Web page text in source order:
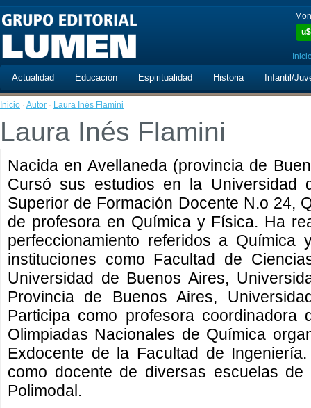
u$
Actualidad Educación Espiritualidad Historia Infantil/
Inicio · Autor · Laura Inés Flamini
Laura Inés Flamini
Nacida en Avellaneda (provincia de
Cursó sus estudios en la
Superior de Formación Docente N.o 24,
de profesora en Química y Física. Ha
perfeccionamiento referidos a
instituciones como Facultad de
Universidad de Buenos Aires,
Provincia de Buenos Aires,
Participa como profesora coordinadora
Olimpiadas Nacionales de Química
Exdocente de la Facultad de
como docente de diversas escuelas
Polimodal.